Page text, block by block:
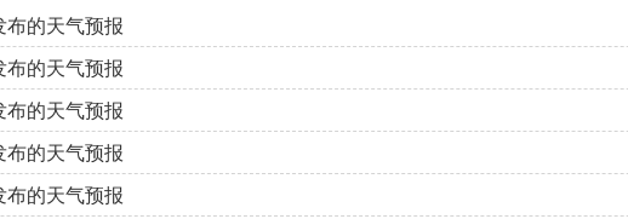
布的天气预报
布的天气预报
布的天气预报
布的天气预报
布的天气预报